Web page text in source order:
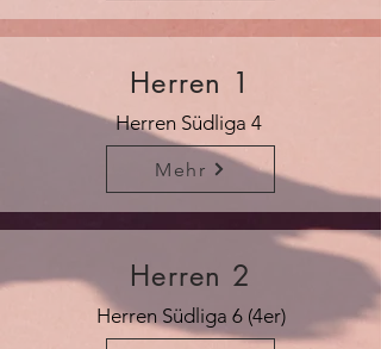
Herren 1
Herren Südliga 4
Mehr
Herren 2
Herren Südliga 6 (4er)